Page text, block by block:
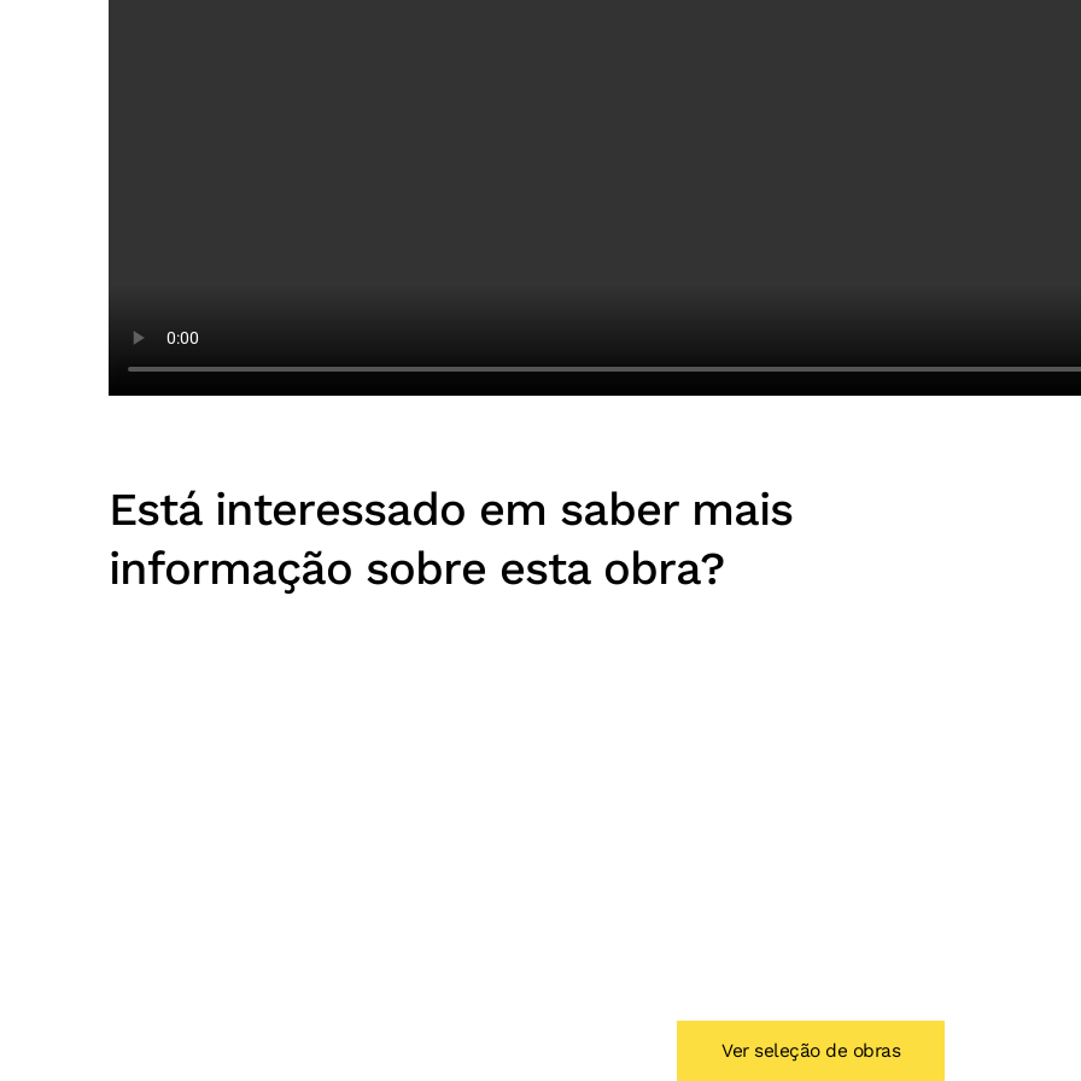
Está interessado em saber mais
informação sobre esta obra?
Ver seleção de obras